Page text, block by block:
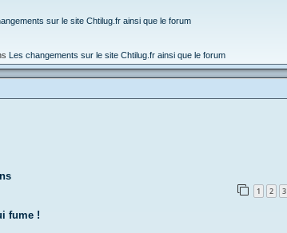
sur le site Chtilug.fr ainsi que le forum
Les changements sur le site Chtilug.fr ainsi que le forum
1 2 3
fume !